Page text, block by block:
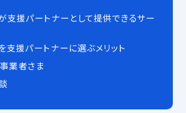
支援パートナーとして提供できるサー
支援パートナーに選ぶメリット
業者さま